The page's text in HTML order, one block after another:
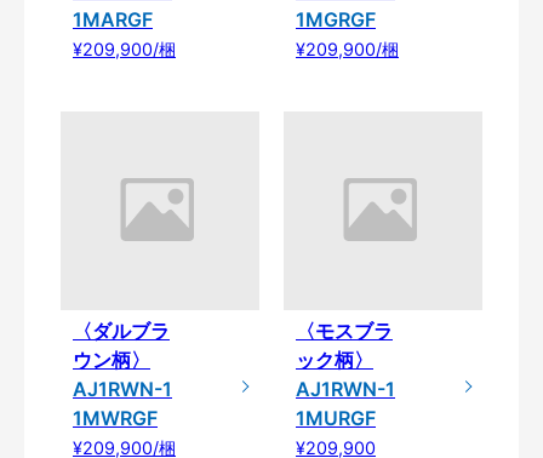
1MARGF
¥209,900/梱
1MGRGF
¥209,900/梱
〈ダルブラ
ウン柄〉
AJ1RWN-1
1MWRGF
¥209,900/梱
〈モスブラ
ック柄〉
AJ1RWN-1
1MURGF
¥209,900